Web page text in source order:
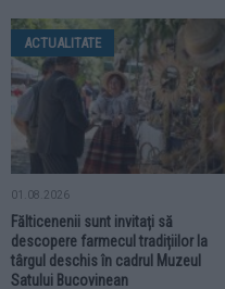
ACTUALITATE
01.08.2026
Fălticenenii sunt invitați să
descopere farmecul tradițiilor la
târgul deschis în cadrul Muzeul
Satului Bucovinean